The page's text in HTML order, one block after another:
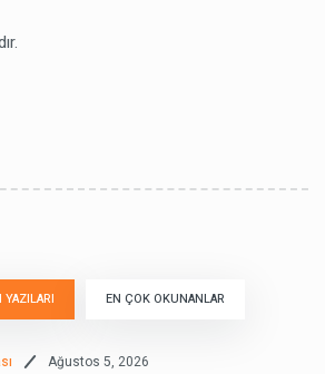
YAZILARI EN ÇOK OKUNANLAR
Ağustos 5, 2026